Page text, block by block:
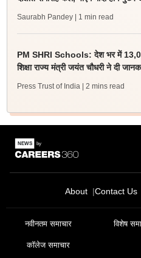
Saurabh Pandey | 1 min read
PM SHRI Schools: देश भर में
शिक्षा राज्य मंत्री जयंत चौधरी ने दी
Press Trust of India | 2 mins read
About Contact Us
नवीनतम समाचार विशेष
कॉलेज समाचार